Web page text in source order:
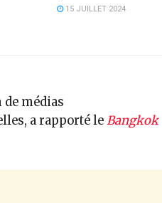
15 JUILLET 2024
médias
a rapporté leBangkok